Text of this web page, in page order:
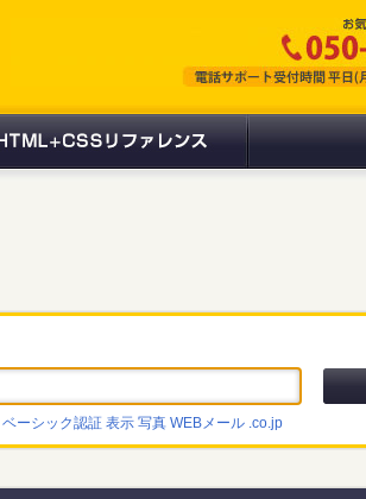
ベーシック認証 表示 写真 WEBメール .co.jp